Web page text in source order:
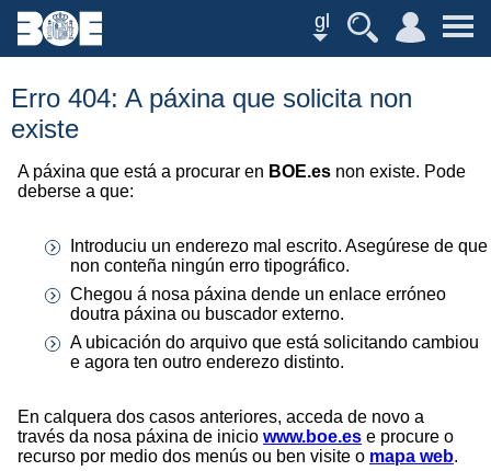
gl
Erro 404: A páxina que solicita non
existe
A páxina que está a procurar en BOE.es non existe. Pode
deberse a que:
Introduciu un enderezo mal escrito. Asegúrese de que
non conteña ningún erro tipográfico.
Chegou á nosa páxina dende un enlace erróneo
doutra páxina ou buscador externo.
A ubicación do arquivo que está solicitando cambiou
e agora ten outro enderezo distinto.
En calquera dos casos anteriores, acceda de novo a
través da nosa páxina de inicio www.boe.es e procure o
recurso por medio dos menús ou ben visite o mapa web.